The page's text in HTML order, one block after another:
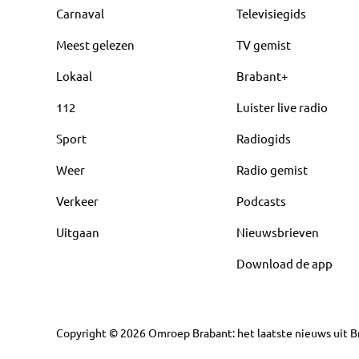
Carnaval
Meest gelezen
Lokaal
112
Sport
Weer
Verkeer
Uitgaan
Televisiegids
TV gemist
Brabant+
Luister live radio
Radiogids
Radio gemist
Podcasts
Nieuwsbrieven
Download de app
Copyright © 2026Omroep Brabant: het laatste nieuws uit